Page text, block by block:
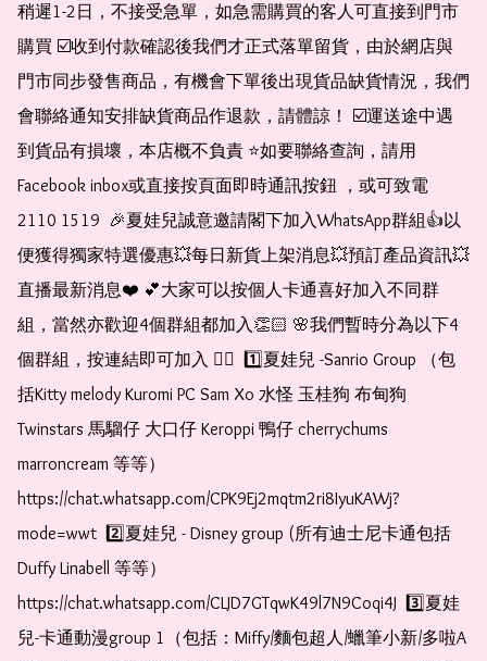
稍遲1-2日，不接受急單，如急需購買的客人可直接到門市
購買 ☑️收到付款確認後我們才正式落單留貨，由於網店與
門市同步發售商品，有機會下單後出現貨品缺貨情況，我們
會聯絡通知安排缺貨商品作退款，請體諒！ ☑️運送途中遇
到貨品有損壞，本店概不負責 ⭐️如要聯絡查詢，請用
Facebook inbox或直接按頁面即時通訊按鈕 ，或可致電
2110 1519  🎉夏娃兒誠意邀請閣下加入WhatsApp群組👍以
便獲得獨家特選優惠💥每日新貨上架消息💥預訂產品資訊💥
直播最新消息❤️ 💕大家可以按個人卡通喜好加入不同群
組，當然亦歡迎4個群組都加入👏🏻 🌸我們暫時分為以下4
個群組，按連結即可加入 👇🏻  1️⃣夏娃兒 -Sanrio Group （包
括Kitty melody Kuromi PC Sam Xo 水怪 玉桂狗 布甸狗
Twinstars 馬騮仔 大口仔 Keroppi 鴨仔 cherrychums
marroncream 等等）
https://chat.whatsapp.com/CPK9Ej2mqtm2ri8IyuKAWj?
mode=wwt  2️⃣夏娃兒 - Disney group (所有迪士尼卡通包括
Duffy Linabell 等等）
https://chat.whatsapp.com/CLJD7GTqwK49l7N9Coqi4J  3️⃣夏娃
兒-卡通動漫group 1（包括：Miffy/麵包超人/蠟筆小新/多啦A